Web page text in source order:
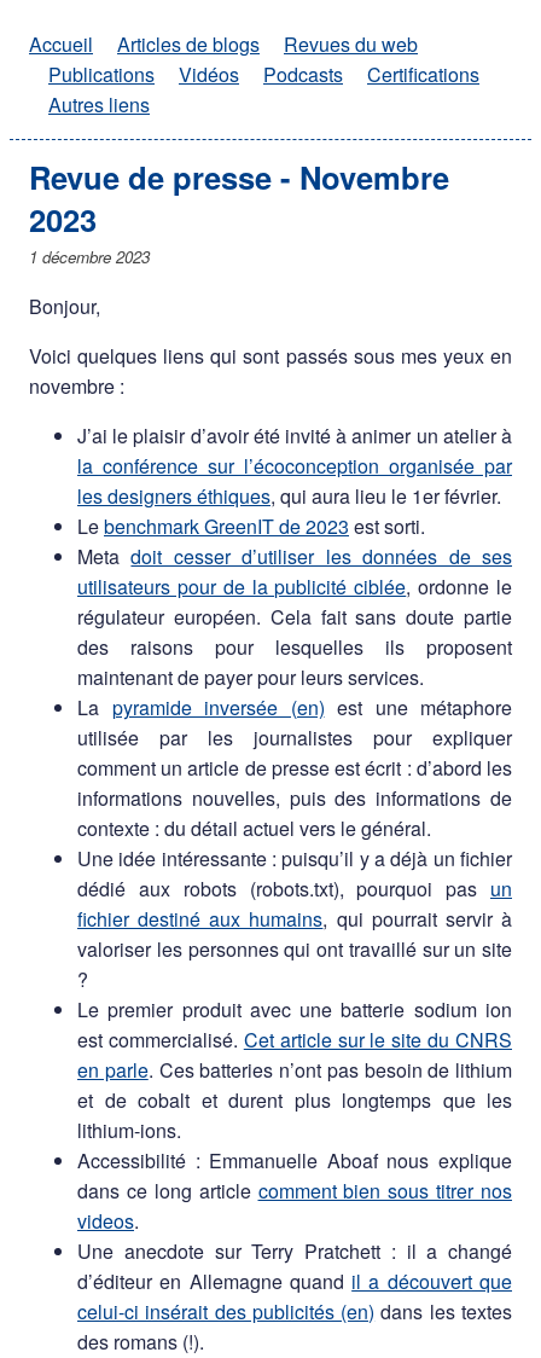
Accueil Articles de blogs
Revues du web
Publications
Vidéos Podcasts
Certifications
Autres liens
Revue de presse - Novembre
2023
1 décembre 2023
Bonjour,
Voici quelques liens qui sont passés sous mes yeux en
novembre :
J’ai le plaisir d’avoir été invité à animer un atelier à
la conférence sur l’écoconception organisée par
les designers éthiques, qui aura lieu le 1er février.
Lebenchmark GreenIT de 2023 est sorti.
Metadoit cesser d’utiliser les données de ses
utilisateurs pour de la publicité ciblée, ordonne le
régulateur européen. Cela fait sans doute partie
des raisons pour lesquelles ils proposent
maintenant de payer pour leurs services.
La pyramide inversée (en) est une métaphore
utilisée par les journalistes pour expliquer
comment un article de presse est écrit : d’abord les
informations nouvelles, puis des informations de
contexte : du détail actuel vers le général.
Une idée intéressante : puisqu’il y a déjà un fichier
dédié aux robots (robots.txt), pourquoi pas un
fichier destiné aux humains, qui pourrait servir à
valoriser les personnes qui ont travaillé sur un site
?
Le premier produit avec une batterie sodium ion
est commercialisé. Cet article sur le site du CNRS
en parle. Ces batteries n’ont pas besoin de lithium
et de cobalt et durent plus longtemps que les
lithium-ions.
Accessibilité : Emmanuelle Aboaf nous explique
dans ce long article comment bien sous titrer nos
videos.
Une anecdote sur Terry Pratchett : il a changé
d’éditeur en Allemagne quand il a découvert que
celui-ci insérait des publicités (en) dans les textes
des romans (!).